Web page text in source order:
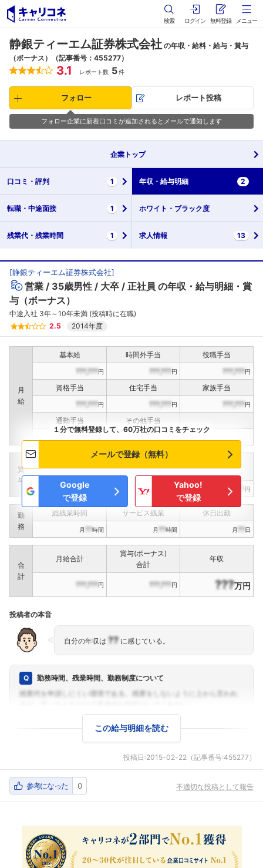
検索 ログイン 無料登録 メニュー
静銀ティーエム証券株式会社 の年収・給料・給与・賞与
（ボーナス）（記事番号：455277）
3.1 レポート数 5件
フォロー レポート投稿
フォロー企業に新着口コミが追加されるとメールで通知します
企業 トップ
口コミ・ 評判 1 年収・ 給与明細 2
転職・ 中途面接 1 ホワイト・ ブラック度
残業代・ 残業時間 1 求人情報 13
[静銀ティーエム証券株式会社]
営業 35歳男性 大卒 正社員 の年収・給与明細・賞
与（ボーナス）
中途入社 3年～10年未満 (投稿時に在職)
2.5
2014年度
月
給
基本給 時間外手当
役職手当
???,???円 ???,???円 ???,???円
資格手当 住宅手当
家族手当
???,???円 ???,???円 ???,???円
通勤手当
その他手当
賞
与
インセンティブ賞与
決算賞与
???,??? ???,??? 円 ???,??? 円
勤
務
総残業時間 サービス残業 休日出勤
月 ??時間 月 ??時間 月 ??日
合
計
月給合計
賞与(ボーナス)
合計
年収
???,???円 ???,???円 ???万円
１分で無料登録して、60万社の口コミをチェック
メールで登録（無料）
Google
で登録
Yahoo!
で登録
投稿者の本音
自分の年収は ??に感じている。
勤務時間、残業時間、勤務制度について
この給与明細を読む
投稿日:2015-02-22 （記事番号:455277）
参考になった 0 不適切な投稿として報告